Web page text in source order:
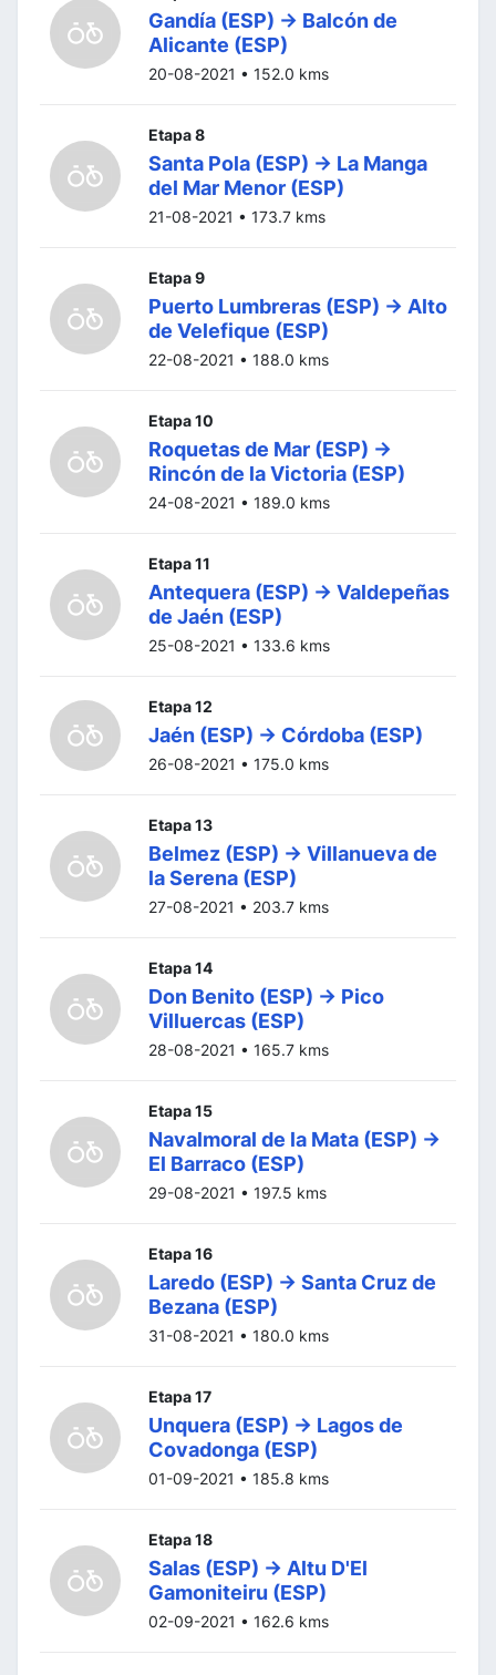
Gandía (ESP) -> Balcón de
Alicante (ESP)
20-08-2021 • 152.0 kms
Etapa 8
Santa Pola (ESP) -> La Manga
del Mar Menor (ESP)
21-08-2021 • 173.7 kms
Etapa 9
Puerto Lumbreras (ESP) -> Alto
de Velefique (ESP)
22-08-2021 • 188.0 kms
Etapa 10
Roquetas de Mar (ESP) ->
Rincón de la Victoria (ESP)
24-08-2021 • 189.0 kms
Etapa 11
Antequera (ESP) -> Valdepeñas
de Jaén (ESP)
25-08-2021 • 133.6 kms
Etapa 12
Jaén (ESP) -> Córdoba (ESP)
26-08-2021 • 175.0 kms
Etapa 13
Belmez (ESP) -> Villanueva de
la Serena (ESP)
27-08-2021 • 203.7 kms
Etapa 14
Don Benito (ESP) -> Pico
Villuercas (ESP)
28-08-2021 • 165.7 kms
Etapa 15
Navalmoral de la Mata (ESP) ->
El Barraco (ESP)
29-08-2021 • 197.5 kms
Etapa 16
Laredo (ESP) -> Santa Cruz de
Bezana (ESP)
31-08-2021 • 180.0 kms
Etapa 17
Unquera (ESP) -> Lagos de
Covadonga (ESP)
01-09-2021 • 185.8 kms
Etapa 18
Salas (ESP) -> Altu D'El
Gamoniteiru (ESP)
02-09-2021 • 162.6 kms